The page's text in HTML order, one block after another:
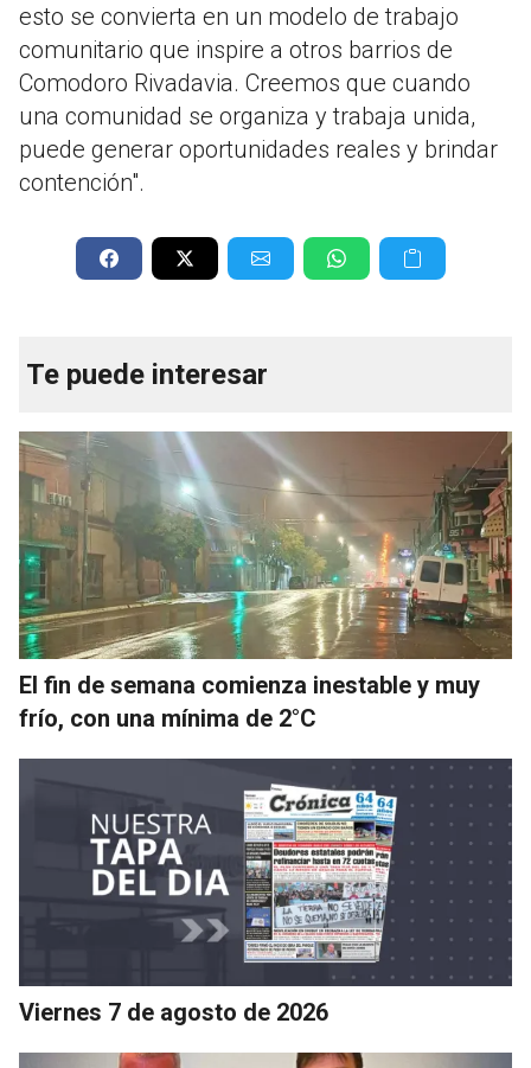
esto se convierta en un modelo de trabajo
comunitario que inspire a otros barrios de
Comodoro Rivadavia. Creemos que cuando
una comunidad se organiza y trabaja unida,
puede generar oportunidades reales y brindar
contención".
Te puede interesar
El fin de semana comienza inestable y muy
frío, con una mínima de 2°C
Viernes 7 de agosto de 2026